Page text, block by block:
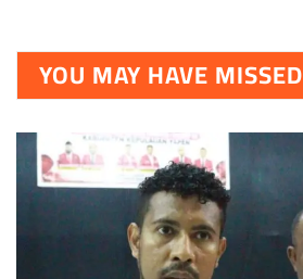
YOU MAY HAVE MISSED